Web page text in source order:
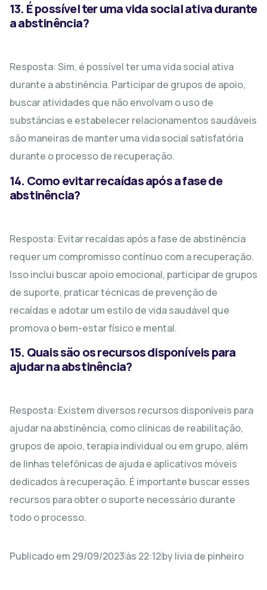
13. É possível ter uma vida social ativa durante
a abstinência?
Resposta: Sim, é possível ter uma vida social ativa
durante a abstinência. Participar de grupos de apoio,
buscar atividades que não envolvam o uso de
substâncias e estabelecer relacionamentos saudáveis
são maneiras de manter uma vida social satisfatória
durante o processo de recuperação.
14. Como evitar recaídas após a fase de
abstinência?
Resposta: Evitar recaídas após a fase de abstinência
requer um compromisso contínuo com a recuperação.
Isso inclui buscar apoio emocional, participar de grupos
de suporte, praticar técnicas de prevenção de
recaídas e adotar um estilo de vida saudável que
promova o bem-estar físico e mental.
15. Quais são os recursos disponíveis para
ajudar na abstinência?
Resposta: Existem diversos recursos disponíveis para
ajudar na abstinência, como clínicas de reabilitação,
grupos de apoio, terapia individual ou em grupo, além
de linhas telefônicas de ajuda e aplicativos móveis
dedicados à recuperação. É importante buscar esses
recursos para obter o suporte necessário durante
todo o processo.
Publicado em 29/09/2023às 22:12bylivia de pinheiro